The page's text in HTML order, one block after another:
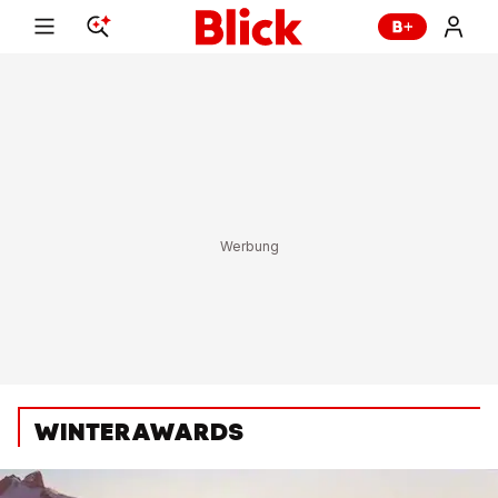
WINTERAWARDS